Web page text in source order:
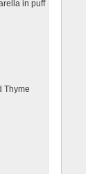
in puff
Thyme